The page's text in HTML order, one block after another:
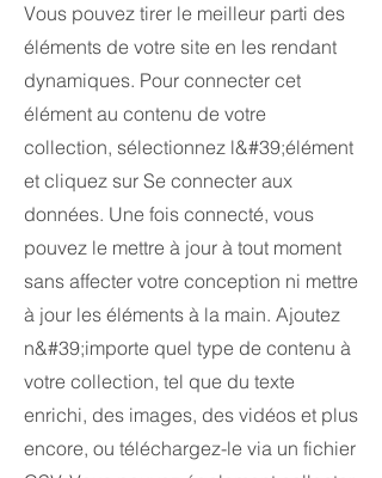
Vous pouvez tirer le meilleur parti des
éléments de votre site en les rendant
dynamiques. Pour connecter cet
élément au contenu de votre
collection, sélectionnez l&#39;élément
et cliquez sur Se connecter aux
données. Une fois connecté, vous
pouvez le mettre à jour à tout moment
sans affecter votre conception ni mettre
à jour les éléments à la main. Ajoutez
n&#39;importe quel type de contenu à
votre collection, tel que du texte
enrichi, des images, des vidéos et plus
encore, ou téléchargez-le via un fichier